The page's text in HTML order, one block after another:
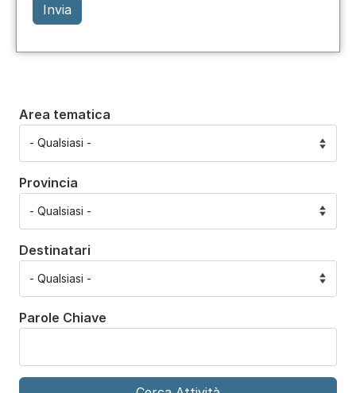
Area tematica
Provincia
Destinatari
Parole Chiave